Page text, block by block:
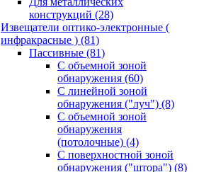
конструкций (28)
Извещатели оптико-электронные (
инфракрасные ) (81)
Пассивные (81)
С объемной зоной
обнаружения (60)
С линейной зоной
обнаружения ("луч") (8)
С объемной зоной
обнаружения
(потолочные) (4)
С поверхностной зоной
обнаружения ("штора") (8)